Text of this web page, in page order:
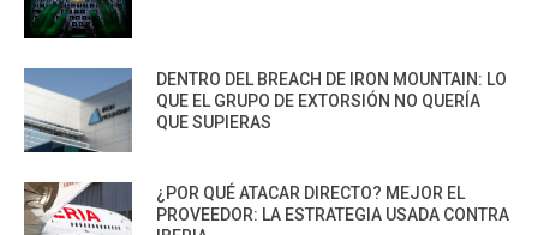
DENTRO DEL BREACH DE IRON MOUNTAIN: LO
QUE EL GRUPO DE EXTORSIÓN NO QUERÍA
QUE SUPIERAS
¿POR QUÉ ATACAR DIRECTO? MEJOR EL
PROVEEDOR: LA ESTRATEGIA USADA CONTRA